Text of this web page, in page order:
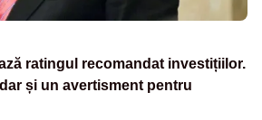
ratingul recomandat investițiilor.
și un avertisment pentru